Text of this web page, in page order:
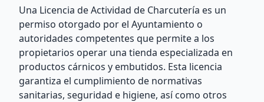
Una Licencia de Actividad de Charcutería es un
permiso otorgado por el Ayuntamiento o
autoridades competentes que permite a los
propietarios operar una tienda especializada en
productos cárnicos y embutidos. Esta licencia
garantiza el cumplimiento de normativas
sanitarias, seguridad e higiene, así como otros